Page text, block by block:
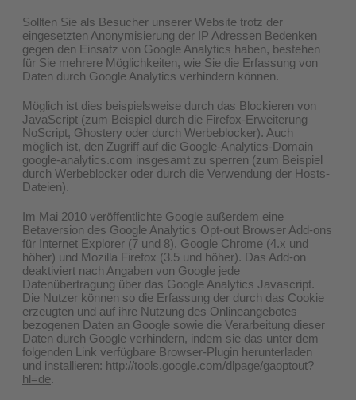
Sollten Sie als Besucher unserer Website trotz der
eingesetzten Anonymisierung der IP Adressen Bedenken
gegen den Einsatz von Google Analytics haben, bestehen
für Sie mehrere Möglichkeiten, wie Sie die Erfassung von
Daten durch Google Analytics verhindern können.
Möglich ist dies beispielsweise durch das Blockieren von
JavaScript (zum Beispiel durch die Firefox-Erweiterung
NoScript, Ghostery oder durch Werbeblocker). Auch
möglich ist, den Zugriff auf die Google-Analytics-Domain
google-analytics.com insgesamt zu sperren (zum Beispiel
durch Werbeblocker oder durch die Verwendung der Hosts-
Dateien).
Im Mai 2010 veröffentlichte Google außerdem eine
Betaversion des Google Analytics Opt-out Browser Add-ons
für Internet Explorer (7 und 8), Google Chrome (4.x und
höher) und Mozilla Firefox (3.5 und höher). Das Add-on
deaktiviert nach Angaben von Google jede
Datenübertragung über das Google Analytics Javascript.
Die Nutzer können so die Erfassung der durch das Cookie
erzeugten und auf ihre Nutzung des Onlineangebotes
bezogenen Daten an Google sowie die Verarbeitung dieser
Daten durch Google verhindern, indem sie das unter dem
folgenden Link verfügbare Browser-Plugin herunterladen
und installieren: http://tools.google.com/dlpage/gaoptout?
hl=de.